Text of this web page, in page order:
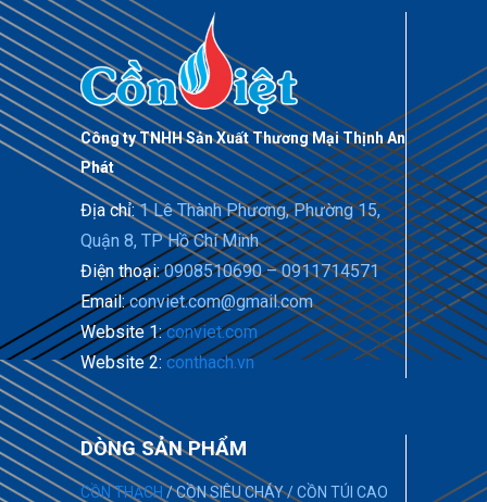
Công ty TNHH Sản Xuất Thương Mại Thịnh An
Phát
Địa chỉ:1 Lê Thành Phương, Phường 15,
Quận 8, TP Hồ Chí Minh
Điện thoại: 0908510690 – 0911714571
Email: conviet.com@gmail.com
Website 1: conviet.com
Website 2: conthach.vn
DÒNG SẢN PHẨM
CỒN THẠCH/CỒN SIÊU CHÁY/CỒN TÚI CAO